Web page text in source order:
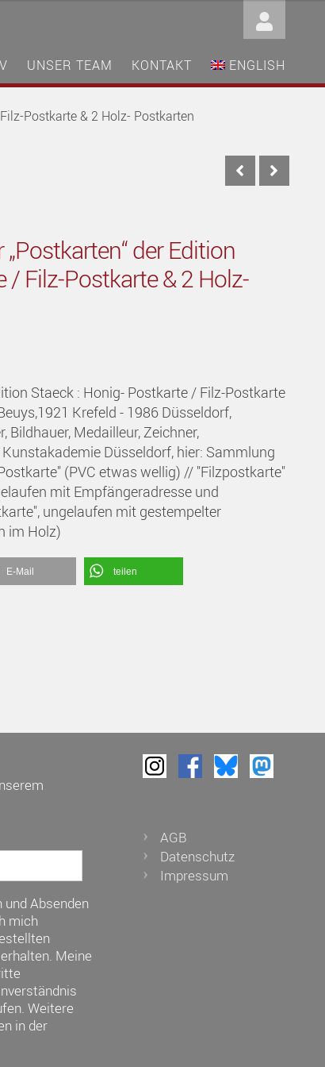
UNSER TEAM KONTAKT ENGLISH
Postkarte & 2 Holz- Postkarten
der Edition
/ Filz-Postkarte & 2 Holz-
Staeck : Honig- Postkarte / Filz-Postkarte
Krefeld - 1986 Düsseldorf,
Medailleur, Zeichner,
Düsseldorf, hier: Sammlung
(PVC etwas wellig) // "Filzpostkarte"
mit Empfängeradresse und
ungelaufen mit gestempelter
im Holz)
E-Mail teilen
Absenden
mich
Meine
Weitere
in der
AGB
Datenschutz
Impressum